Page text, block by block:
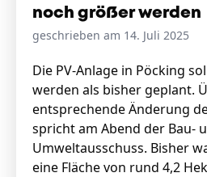
Stellenangebote
Unternehmen
Das geheime Geräusch
Wandern
Team
noch größer werden
geschrieben am 14. Juli 2025
Die PV-Anlage in Pöcking
werden als bisher geplant.
entsprechende Änderung
spricht am Abend der Bau-
Umweltausschuss. Bisher
eine Fläche von rund 4,2